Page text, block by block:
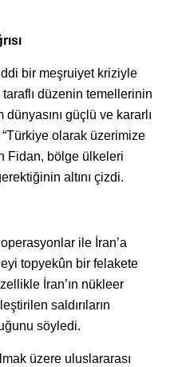
bir meşruiyet kriziyle
taraflı düzenin temellerinin
dünyasını güçlü ve kararlı
“Türkiye olarak üzerimize
Fidan, bölge ülkeleri
altını çizdi.
ile İran’a
topyekûn bir felakete
İran’ın nükleer
saldırıların
söyledi.
üzere uluslararası